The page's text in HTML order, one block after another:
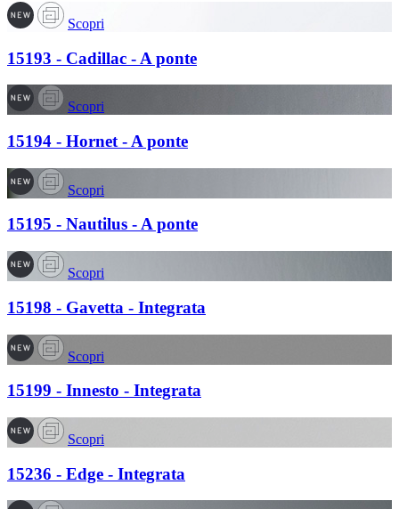
Scopri
15193 - Cadillac - A ponte
Scopri
15194 - Hornet - A ponte
Scopri
15195 - Nautilus - A ponte
Scopri
15198 - Gavetta - Integrata
Scopri
15199 - Innesto - Integrata
Scopri
15236 - Edge - Integrata